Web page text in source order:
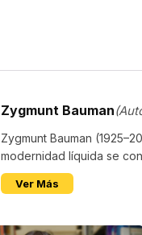
Zygmunt Bauman
Zygmunt Bauman
modernidad líquida se
Ver Más